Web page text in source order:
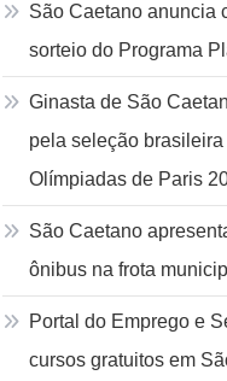
São Caetano anuncia
sorteio do Programa
Ginasta de São
pela seleção
Olímpiadas de Paris
São Caetano
ônibus na frota
Portal do Emprego e
cursos gratuitos em